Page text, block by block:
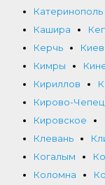
Катеринополь
Кашира
Керчь
Киев
Кимры
Кириллов
Кирово-
Кировское
Клевань
Когалым
Коломна